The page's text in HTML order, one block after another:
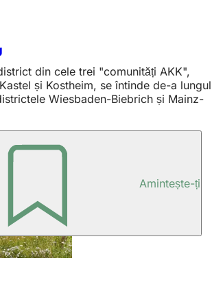
din cele trei "comunități AKK",
și Kostheim, se întinde de-a lungul
Wiesbaden-Biebrich și Mainz-
Amintește-ți